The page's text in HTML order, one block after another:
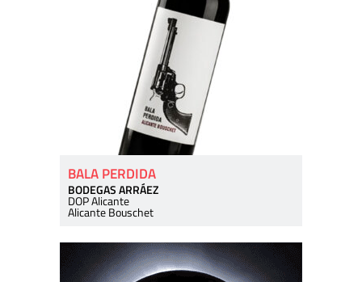
BALA PERDIDA
BODEGAS ARRÁEZ
DOP Alicante
Alicante Bouschet